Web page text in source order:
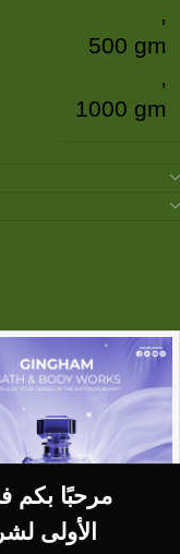
مرحبًا بكم
الأولى
,
500 gm
,
1000 gm